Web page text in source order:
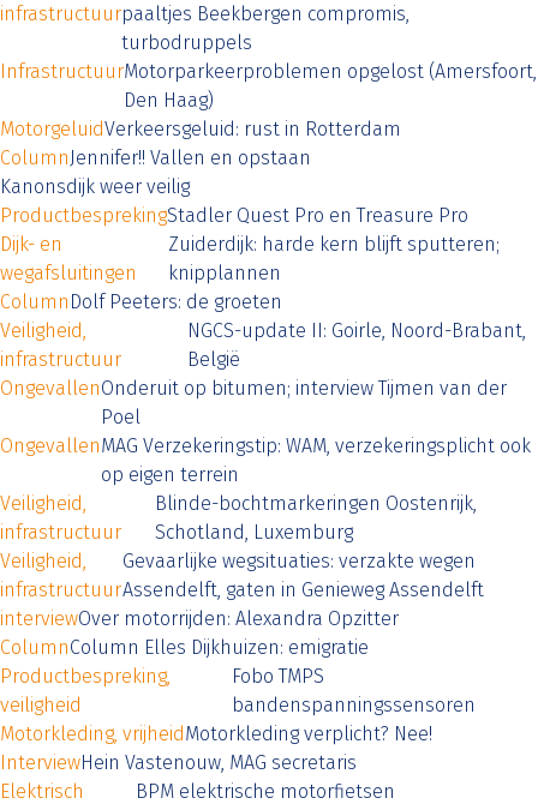
infrastructuurpaaltjes Beekbergen compromis,
turbodruppels
InfrastructuurMotorparkeerproblemen opgelost (Amersfoort,
Den Haag)
MotorgeluidVerkeersgeluid: rust in Rotterdam
ColumnJennifer!! Vallen en opstaan
Kanonsdijk weer veilig
ProductbesprekingStadler Quest Pro en Treasure Pro
Dijk- en
wegafsluitingen
Zuiderdijk: harde kern blijft sputteren;
knipplannen
Column Dolf Peeters: de groeten
Veiligheid,
infrastructuur
NGCS-update II: Goirle, Noord-Brabant,
België
OngevallenOnderuit op bitumen; interview Tijmen van der
Poel
OngevallenMAG Verzekeringstip: WAM, verzekeringsplicht ook
op eigen terrein
Veiligheid,
infrastructuur
Blinde-bochtmarkeringen Oostenrijk,
Schotland, Luxemburg
Veiligheid,
infrastructuur
Gevaarlijke wegsituaties: verzakte wegen
Assendelft, gaten in Genieweg Assendelft
interviewOver motorrijden: Alexandra Opzitter
ColumnColumn Elles Dijkhuizen: emigratie
Productbespreking,
veiligheid
Fobo TMPS
bandenspanningssensoren
Motorkleding, vrijheidMotorkleding verplicht? Nee!
InterviewHein Vastenouw, MAG secretaris
Elektrisch
BPM elektrische motorfietsen